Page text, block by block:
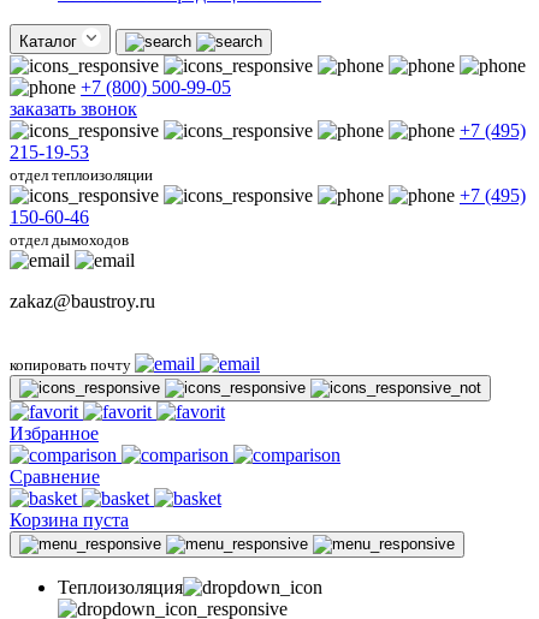
Каталог
+7 (800) 500-99-05
заказать звонок
+7 (495)
215-19-53
отдел теплоизоляции
+7 (495)
150-60-46
отдел дымоходов
zakaz@baustroy.ru
копировать почту
Избранное
Сравнение
Корзина пуста
Теплоизоляция